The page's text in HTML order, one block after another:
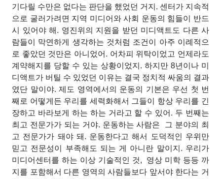
기다릴 수만은 없다는 판단을 했었던 거지. 센터가 지속적
으로 굴러가려면 지역 미디어와 사회 운동의 힘들이 반드
시 있어야 해. 영진위의 지원을 받던 미디액트도 다른 사
람들이 막연하게 생각하는 것처럼 조건이 아주 이례적으
로 좋았던 것만은 아니었어. 어차피 위탁이었고 언제라도
계약해지를 당할 수 있는 상황이었지. 하지만 8년이나 미
디액트가 버틸 수 있었던 이유는 결국 정치적 싸움의 결과
였단 말이야. 제도 영역에서의 운동의 기본은 우선 첫 번
째로 어떻게든 우리를 세력화해서 그들이 항상 우리를 긴
장하고 바라보게 하는 하는 거라고 할 수 있어. 두 번째는
최고 전문가가 되는 거야. 운동하는 사람은
그 분야의 최
고 전문가가 돼야 돼. 운동한다고 해서 도덕적인 우위만
믿고 전문성이 부족해도 되는 게 아니란 말이지. 우리가
미디어센터를 하는 이상 기술적인 것,
영상 미학 등등 까
지를 포함해서 다른 영역의 사람들보다 앞서야 한다는 거